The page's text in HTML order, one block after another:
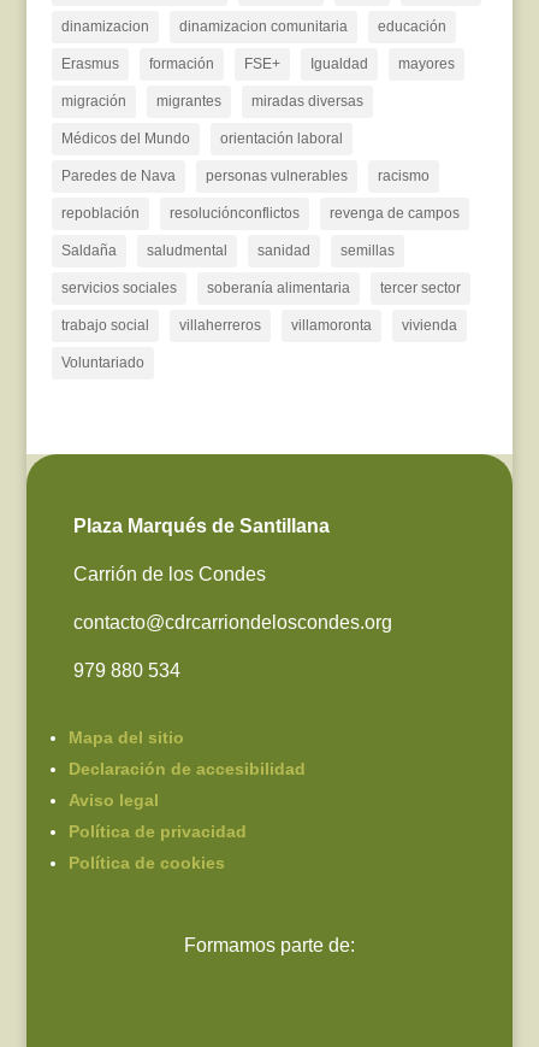
dinamizacion dinamizacion comunitaria educación
Erasmus formación FSE+ Igualdad mayores
migración migrantes miradas diversas
Médicos del Mundo orientación laboral
Paredes de Nava personas vulnerables racismo
repoblación resoluciónconflictos revenga de campos
Saldaña saludmental sanidad semillas
servicios sociales soberanía alimentaria tercer sector
trabajo social villaherreros villamoronta vivienda
Voluntariado
Plaza Marqués de Santillana
Carrión de los Condes
contacto@cdrcarriondeloscondes.org
979 880 534
Mapa del sitio
Declaración de accesibilidad
Aviso legal
Política de privacidad
Política de cookies
Formamos parte de: